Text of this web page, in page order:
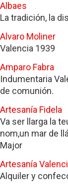
Albaes
La tradición, la
Alvaro Moliner
Valencia 1939
Amparo Fabra
Indumentaria
de comunión.
Artesanía Fidela
Va ser llarga la
nom,un mar de
Major
Artesanía
Alquiler y